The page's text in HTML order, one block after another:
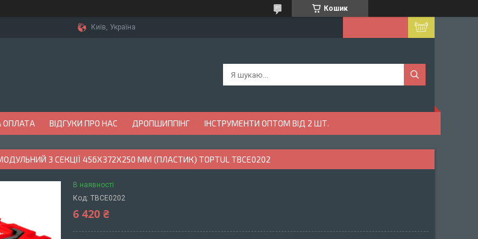
Кошик
Київ, Україна
ОПЛАТА ВІДГУКИ ПРО НАС ДРОПШИППІНГ ІНСТРУМЕНТИ ОПТОМ ВІД 2 ШТ.
3 СЕКЦІЇ 456X372X250 ММ (ПЛАСТИК) TOPTUL TBCE0202
В наявності
Код: TBCE0202
6 420 ₴